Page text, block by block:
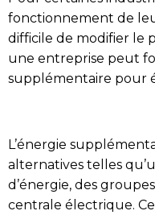
fonctionnement de
difficile de modifier le
une entreprise peut
supplémentaire pour
L’énergie
alternatives telles
d’énergie, des
centrale électrique.